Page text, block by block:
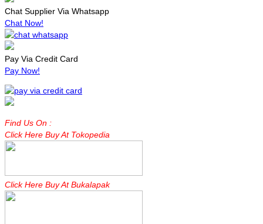
Chat Supplier Via Whatsapp
Chat Now!
Pay Via Credit Card
Pay Now!
Find Us On :
Click Here Buy At Tokopedia
Click Here Buy At Bukalapak